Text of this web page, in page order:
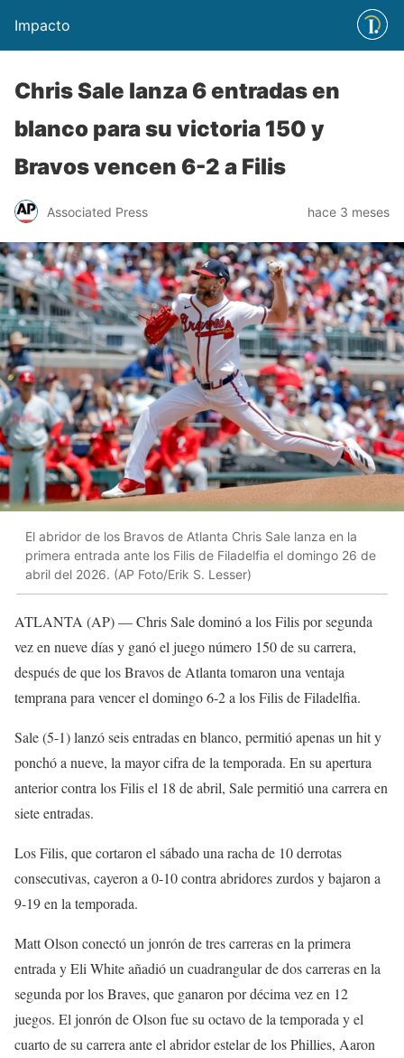
Impacto
Chris Sale lanza 6 entradas en
blanco para su victoria 150 y
Bravos vencen 6-2 a Filis
Associated Press hace 3 meses
El abridor de los Bravos de Atlanta Chris Sale lanza en la
primera entrada ante los Filis de Filadelfia el domingo 26 de
abril del 2026. (AP Foto/Erik S. Lesser)
ATLANTA (AP) — Chris Sale dominó a los Filis por segunda
vez en nueve días y ganó el juego número 150 de su carrera,
después de que los Bravos de Atlanta tomaron una ventaja
temprana para vencer el domingo 6-2 a los Filis de Filadelfia.
Sale (5-1) lanzó seis entradas en blanco, permitió apenas un hit y
ponchó a nueve, la mayor cifra de la temporada. En su apertura
anterior contra los Filis el 18 de abril, Sale permitió una carrera en
siete entradas.
Los Filis, que cortaron el sábado una racha de 10 derrotas
consecutivas, cayeron a 0-10 contra abridores zurdos y bajaron a
9-19 en la temporada.
Matt Olson conectó un jonrón de tres carreras en la primera
entrada y Eli White añadió un cuadrangular de dos carreras en la
segunda por los Braves, que ganaron por décima vez en 12
juegos. El jonrón de Olson fue su octavo de la temporada y el
cuarto de su carrera ante el abridor estelar de los Phillies, Aaron